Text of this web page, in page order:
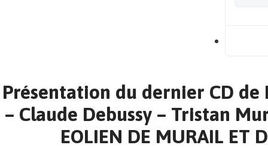
Présentation du dernier CD
– Claude Debussy – Tristan
EOLIEN DE MURAIL ET